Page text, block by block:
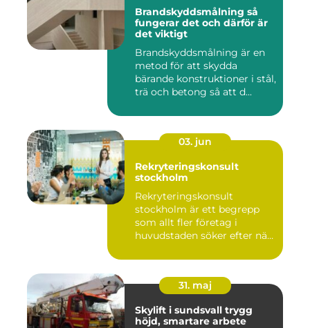
Brandskyddsmålning så
fungerar det och därför är
det viktigt
Brandskyddsmålning är en
metod för att skydda
bärande konstruktioner i stål,
trä och betong så att d...
03. jun
Rekryteringskonsult
stockholm
Rekryteringskonsult
stockholm är ett begrepp
som allt fler företag i
huvudstaden söker efter när
31. maj
Skylift i sundsvall trygg
höjd, smartare arbete